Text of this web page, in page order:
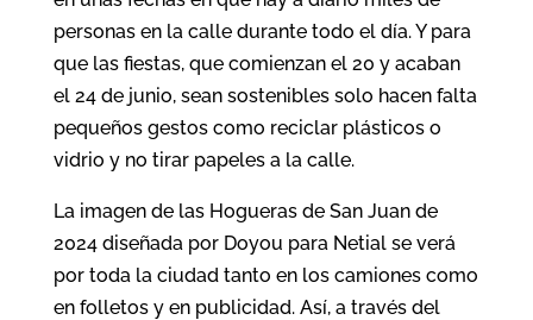
personas en la calle durante todo el día. Y para
que las fiestas, que comienzan el 20 y acaban
el 24 de junio, sean sostenibles solo hacen falta
pequeños gestos como reciclar plásticos o
vidrio y no tirar papeles a la calle.
La imagen de las Hogueras de San Juan de
2024 diseñada por Doyou para Netial se verá
por toda la ciudad tanto en los camiones como
en folletos y en publicidad. Así, a través del